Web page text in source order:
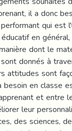
il a donc
qui est
en
dont le
donnés à
attitudes sont
en classe
et entre
leur
des sciences,